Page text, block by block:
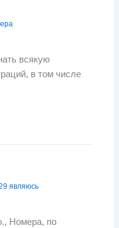
всякую
в том числе
являюсь
Номера, по